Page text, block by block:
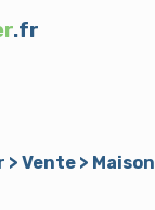
.fr
Vente > Maison